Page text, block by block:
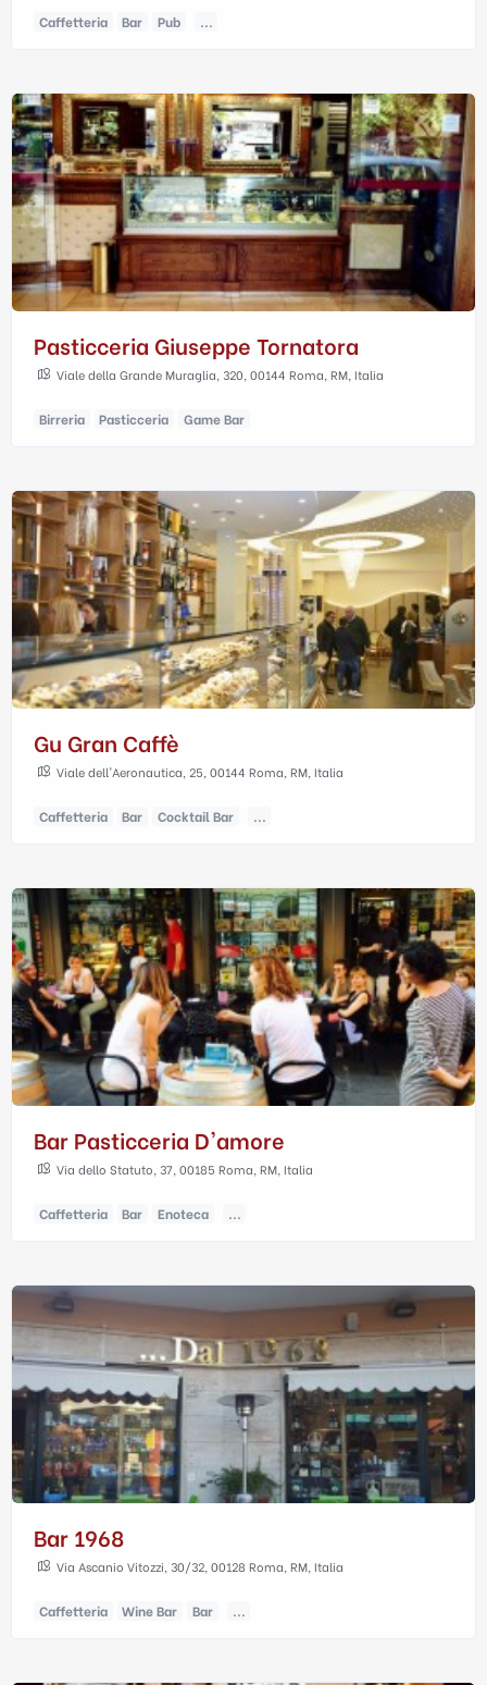
Caffetteria Bar Pub ...
Pasticceria Giuseppe Tornatora
Viale della Grande Muraglia, 320, 00144 Roma, RM, Italia
Birreria Pasticceria Game Bar
Gu Gran Caffè
Viale dell'Aeronautica, 25, 00144 Roma, RM, Italia
Caffetteria Bar Cocktail Bar ...
Bar Pasticceria D'amore
Via dello Statuto, 37, 00185 Roma, RM, Italia
Caffetteria Bar Enoteca ...
Bar 1968
Via Ascanio Vitozzi, 30/32, 00128 Roma, RM, Italia
Caffetteria Wine Bar Bar ...